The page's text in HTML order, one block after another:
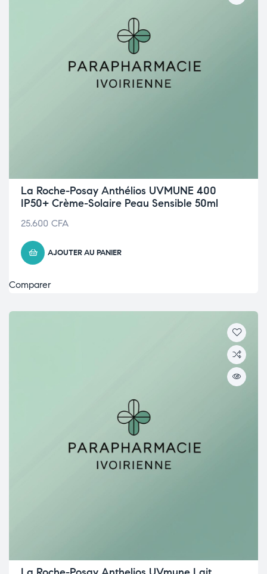
La Roche-Posay Anthélios UVMUNE 400
IP50+ Crème-Solaire Peau Sensible 50ml
25.600 CFA
AJOUTER AU PANIER
Comparer